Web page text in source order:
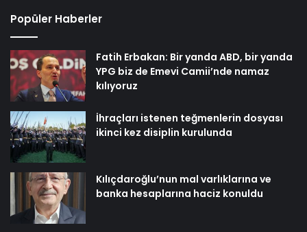
Popüler Haberler
Fatih Erbakan: Bir yanda ABD, bir yanda
YPG biz de Emevi Camii’nde namaz
kılıyoruz
İhraçları istenen teğmenlerin dosyası
ikinci kez disiplin kurulunda
Kılıçdaroğlu’nun mal varlıklarına ve
banka hesaplarına haciz konuldu